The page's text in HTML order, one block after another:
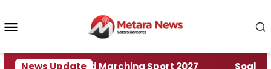
konten
News Update
World Marching Sport 2027 ‎Soal Rencana